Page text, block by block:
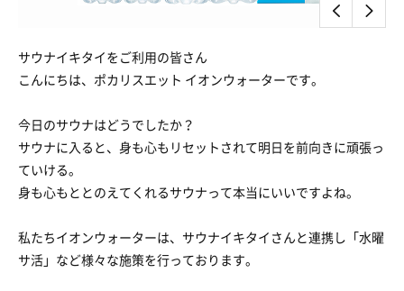
サウナイキタイをご利用の皆さん
こんにちは、ポカリスエット イオンウォーターです。
今日のサウナはどうでしたか？
サウナに入ると、身も心もリセットされて明日を前向きに頑張っ
ていける。
身も心もととのえてくれるサウナって本当にいいですよね。
私たちイオンウォーターは、サウナイキタイさんと連携し「水曜
サ活」など様々な施策を行っております。